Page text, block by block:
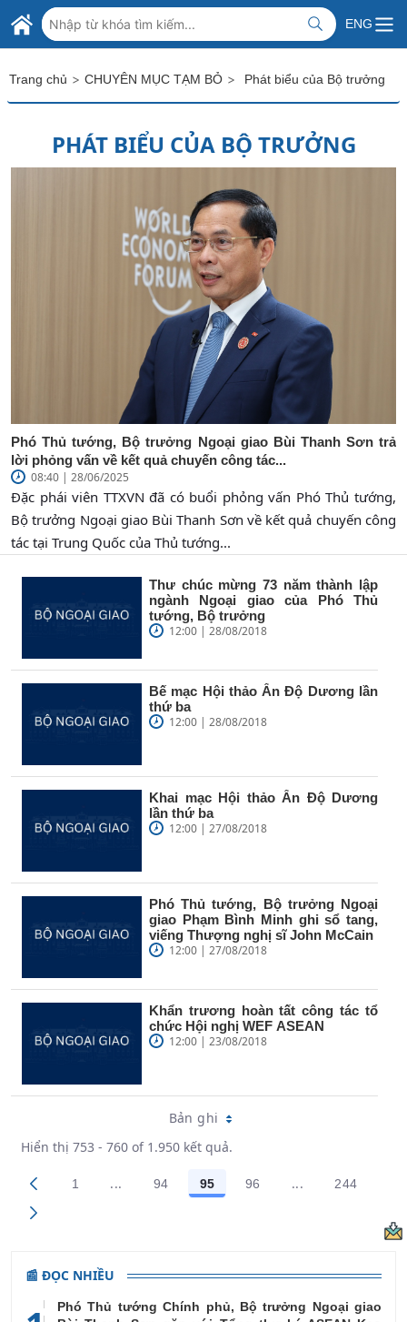
Skip to Main Content
BỘ NGOẠI GIAO VIỆT NAM
MINISTRY OF FOREIGN AFFAIRS
ENG
Trang chủ > CHUYÊN MỤC TẠM BỎ > Phát biểu của Bộ trưởng
PHÁT BIỂU CỦA BỘ TRƯỞNG
Phó Thủ tướng, Bộ trưởng Ngoại giao Bùi Thanh Sơn trả
lời phỏng vấn về kết quả chuyến công tác...
08:40 | 28/06/2025
Đặc phái viên TTXVN đã có buổi phỏng vấn Phó Thủ tướng,
Bộ trưởng Ngoại giao Bùi Thanh Sơn về kết quả chuyến công
tác tại Trung Quốc của Thủ tướng...
Thư chúc mừng 73 năm thành lập
ngành Ngoại giao của Phó Thủ
tướng, Bộ trưởng
12:00 | 28/08/2018
Bế mạc Hội thảo Ấn Độ Dương lần
thứ ba
12:00 | 28/08/2018
Khai mạc Hội thảo Ấn Độ Dương
lần thứ ba
12:00 | 27/08/2018
Phó Thủ tướng, Bộ trưởng Ngoại
giao Phạm Bình Minh ghi sổ tang,
viếng Thượng nghị sĩ John McCain
12:00 | 27/08/2018
Khẩn trương hoàn tất công tác tổ
chức Hội nghị WEF ASEAN
12:00 | 23/08/2018
Bản ghi
Hiển thị 753 - 760 of 1.950 kết quả.
Các trang trên cổng
1 ...Trang trung gian Use TAB to navigate.
Các trang trên cổng
94 Các trang trên cổng
95 Các trang trên cổng
96 ...Trang trung
Các
244
📰 ĐỌC NHIỀU
Phó Thủ tướng Chính phủ, Bộ trưởng Ngoại giao